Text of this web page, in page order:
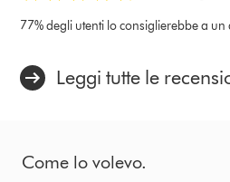
77% degli utenti lo consiglierebbe a un
Leggi tutte le
Come lo volevo.